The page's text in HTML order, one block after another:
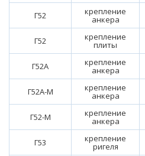
Г52 крепление
анкера
Г52 крепление
плиты
Г52А крепление
анкера
Г52А-М крепление
анкера
Г52-М крепление
анкера
Г53 крепление
ригеля